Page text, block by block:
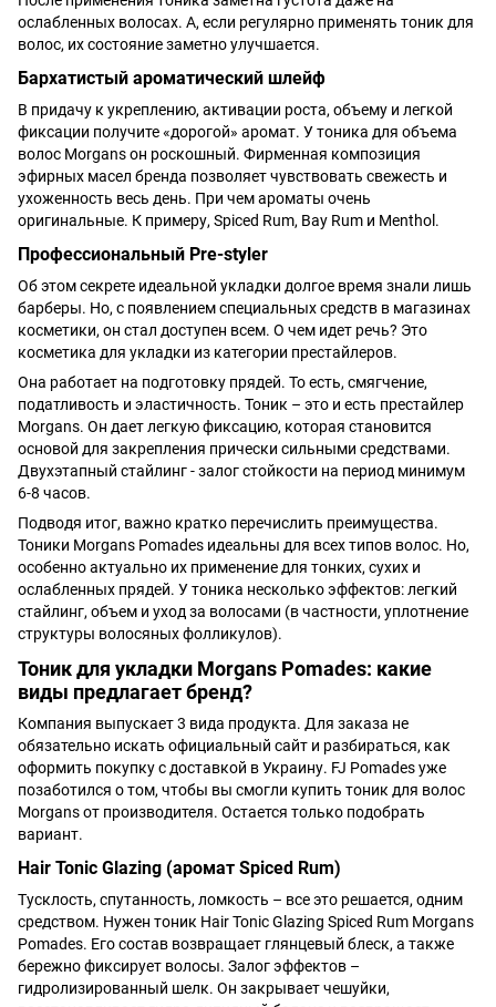
ослабленных волосах. А, если регулярно применять тоник для
волос, их состояние заметно улучшается.
Бархатистый ароматический шлейф
В придачу к укреплению, активации роста, объему и легкой
фиксации получите «дорогой» аромат. У тоника для объема
волос Morgans он роскошный. Фирменная композиция
эфирных масел бренда позволяет чувствовать свежесть и
ухоженность весь день. При чем ароматы очень
оригинальные. К примеру, Spiced Rum, Bay Rum и Menthol.
Профессиональный Pre-styler
Об этом секрете идеальной укладки долгое время знали лишь
барберы. Но, с появлением специальных средств в магазинах
косметики, он стал доступен всем. О чем идет речь? Это
косметика для укладки из категории престайлеров.
Она работает на подготовку прядей. То есть, смягчение,
податливость и эластичность. Тоник – это и есть престайлер
Morgans. Он дает легкую фиксацию, которая становится
основой для закрепления прически сильными средствами.
Двухэтапный стайлинг - залог стойкости на период минимум
6-8 часов.
Подводя итог, важно кратко перечислить преимущества.
Тоники Morgans Pomades идеальны для всех типов волос. Но,
особенно актуально их применение для тонких, сухих и
ослабленных прядей. У тоника несколько эффектов: легкий
стайлинг, объем и уход за волосами (в частности, уплотнение
структуры волосяных фолликулов).
Тоник для укладки Morgans Pomades: какие
виды предлагает бренд?
Компания выпускает 3 вида продукта. Для заказа не
обязательно искать официальный сайт и разбираться, как
оформить покупку с доставкой в Украину. FJ Pomades уже
позаботился о том, чтобы вы смогли купить тоник для волос
Morgans от производителя. Остается только подобрать
вариант.
Hair Tonic Glazing (аромат Spiced Rum)
Тусклость, спутанность, ломкость – все это решается, одним
средством. Нужен тоник Hair Tonic Glazing Spiced Rum Morgans
Pomades. Его состав возвращает глянцевый блеск, а также
бережно фиксирует волосы. Залог эффектов –
гидролизированный шелк. Он закрывает чешуйки,